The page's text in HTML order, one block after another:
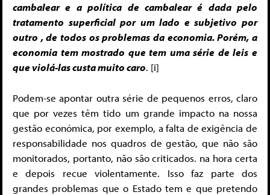
cambalear e a política de cambalear é dada pelo
tratamento superficial por um lado e subjetivo por
outro , de todos os problemas da economia. Porém, a
economia tem mostrado que tem uma série de leis e
que violá-las custa muito caro. [i]
Podem-se apontar outra série de pequenos erros, claro
que por vezes têm tido um grande impacto na nossa
gestão económica, por exemplo, a falta de exigência de
responsabilidade nos quadros de gestão, que não são
monitorados, portanto, não são criticados. na hora certa
e depois recue violentamente. Isso faz parte dos
grandes problemas que o Estado tem e que pretendo